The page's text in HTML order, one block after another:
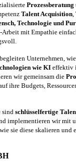
Prozessberatung
Talent Acquisition
Technologie und
Arbeit mit Empathie
Unternehmen,
wie KI effektiv
wir gemeinsam die
ihre Budgets,
sind schlüsselfertige
implementieren wir mit
sie diese skalieren und